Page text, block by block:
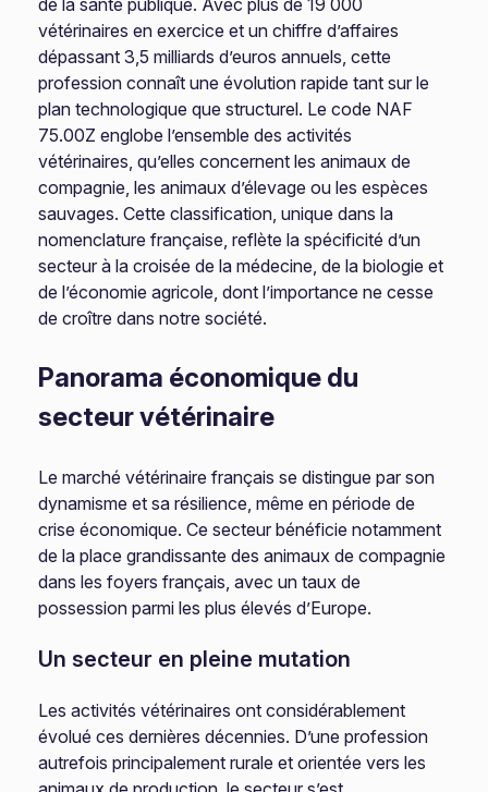
de la santé publique. Avec plus de 19 000
vétérinaires en exercice et un chiffre d’affaires
dépassant 3,5 milliards d’euros annuels, cette
profession connaît une évolution rapide tant sur le
plan technologique que structurel. Le code NAF
75.00Z englobe l’ensemble des activités
vétérinaires, qu’elles concernent les animaux de
compagnie, les animaux d’élevage ou les espèces
sauvages. Cette classification, unique dans la
nomenclature française, reflète la spécificité d’un
secteur à la croisée de la médecine, de la biologie et
de l’économie agricole, dont l’importance ne cesse
de croître dans notre société.
Panorama économique du
secteur vétérinaire
Le marché vétérinaire français se distingue par son
dynamisme et sa résilience, même en période de
crise économique. Ce secteur bénéficie notamment
de la place grandissante des animaux de compagnie
dans les foyers français, avec un taux de
possession parmi les plus élevés d’Europe.
Un secteur en pleine mutation
Les activités vétérinaires ont considérablement
évolué ces dernières décennies. D’une profession
autrefois principalement rurale et orientée vers les